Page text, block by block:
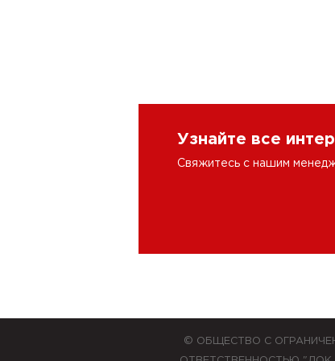
Узнайте все
Свяжитесь с нашим
© ОБЩЕСТВО С